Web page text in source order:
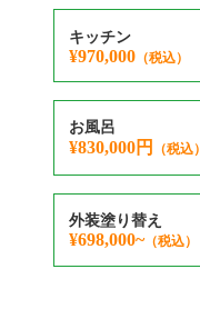
キッチン
¥970,000（税込）
お風呂
¥830,000円 （税込）
外装塗り替え
¥698,000~（税込）